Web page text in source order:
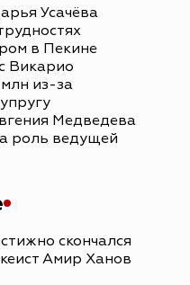
Усачёва
в Пекине
Викарио
из-за
Медведева
роль ведущей
скончался
Амир Ханов